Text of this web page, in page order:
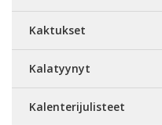
Kaktukset
Kalatyynyt
Kalenterijulisteet